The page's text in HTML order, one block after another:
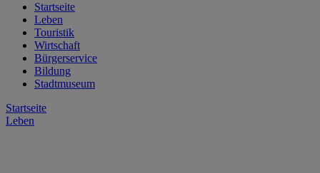
Startseite
Leben
Touristik
Wirtschaft
Bürgerservice
Bildung
Stadtmuseum
Startseite
Leben